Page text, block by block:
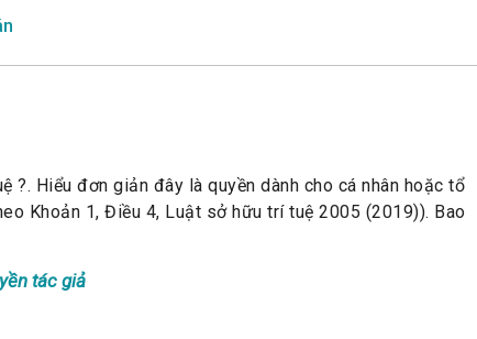
?. Hiểu đơn giản đây là quyền dành cho cá nhân hoặc tổ
Khoản 1, Điều 4, Luật sở hữu trí tuệ 2005 (2019)). Bao
tác giả